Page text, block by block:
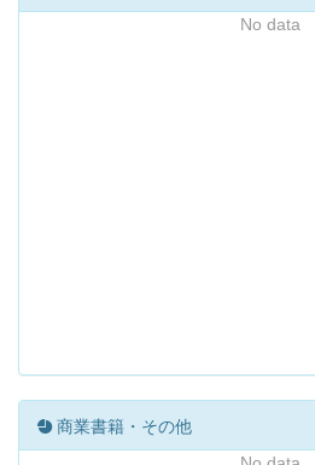
No data
商業書籍・その他